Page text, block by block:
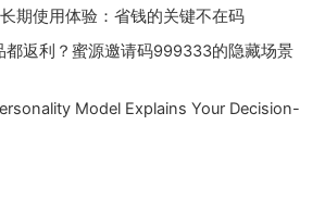
期使用体验：省钱的关键不在码
都返利？蜜源邀请码999333的隐藏场景
Model Explains Your Decision-